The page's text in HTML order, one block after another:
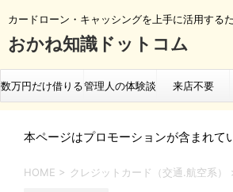
カードローン・キャッシングを上手に活用する
おかね知識ドットコム
数万円だけ借りる管理人の体験談 来店不要
本ページはプロモーションが含まれて
HOME > クレジットカード（交通.航空系）